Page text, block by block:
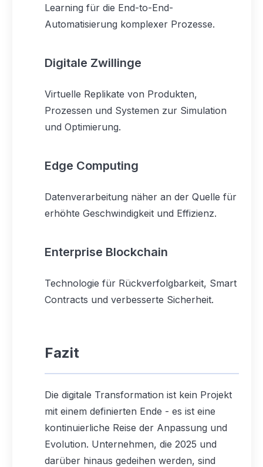
Learning für die End-to-End-
Automatisierung komplexer Prozesse.
Digitale Zwillinge
Virtuelle Replikate von Produkten,
Prozessen und Systemen zur Simulation
und Optimierung.
Edge Computing
Datenverarbeitung näher an der Quelle für
erhöhte Geschwindigkeit und Effizienz.
Enterprise Blockchain
Technologie für Rückverfolgbarkeit, Smart
Contracts und verbesserte Sicherheit.
Fazit
Die digitale Transformation ist kein Projekt
mit einem definierten Ende - es ist eine
kontinuierliche Reise der Anpassung und
Evolution. Unternehmen, die 2025 und
darüber hinaus gedeihen werden, sind